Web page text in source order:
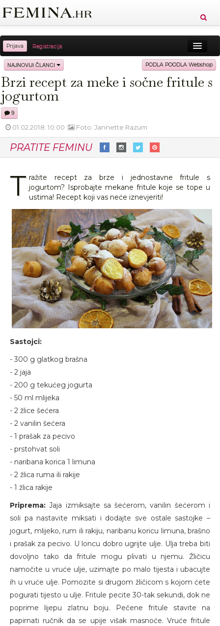
Prijava Registracija
Sreća Zdravlje Vitkost
Moda Ljubav Relax Putovanja Recepti
NAJNOVIJI ČLANCI PODLA POODLA Webshop
Brzi recept za meke i sočne fritule s
jogurtom
9
01.02.2018. 10:00 Foto: Jannette Razum
PRATITE FEMINU
T ražite recept za brze i jednostavne fritule s
jogurtom? Isprobajte mekane fritule koje se tope u
ustima! Recept koji vas neće iznevjeriti!
Sastojci:
- 300 g glatkog brašna
- 2 jaja
- 200 g tekućeg jogurta
- 50 ml mlijeka
- 2 žlice šećera
- 2 vanilin šećera
- 1 prašak za pecivo
- prstohvat soli
- naribana korica 1 limuna
- 2 žlica ruma ili rakije
- 1 žlica rakije
Priprema: Jaja izmiksajte sa šećerom, vanilin šećerom i
soli pa nastavite miksati i dodajte sve ostale sastojke –
jogurt, mlijeko, rum ili rakiju, naribanu koricu limuna, brašno
i prašak za pecivo. U loncu dobro ugrijte ulje. Ulja treba biti
dovoljno tako da fritule mogu plivati u njemu. Žličicu
namočite u vruće ulje, uzimajte po malo tijesta i ubacujte
ih u vruće ulje. Pomozite si drugom žličicom s kojom ćete
pogurati tijesto u ulje. Fritule pecite 30-tak sekundi, dok ne
poprime lijepu zlatnu boju. Pečene fritule stavite na
papirnati ručnik da se upije višak masnoće. Vruće fritule